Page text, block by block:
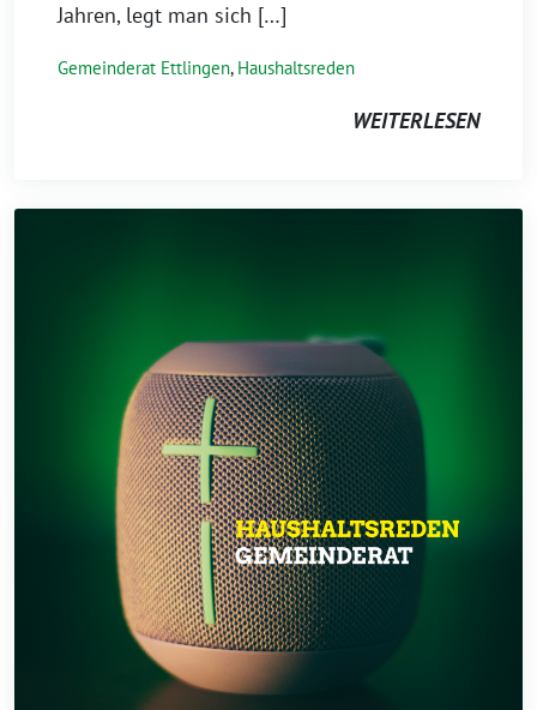
Jahren, legt man sich […]
Gemeinderat Ettlingen, Haushaltsreden
WEITERLESEN